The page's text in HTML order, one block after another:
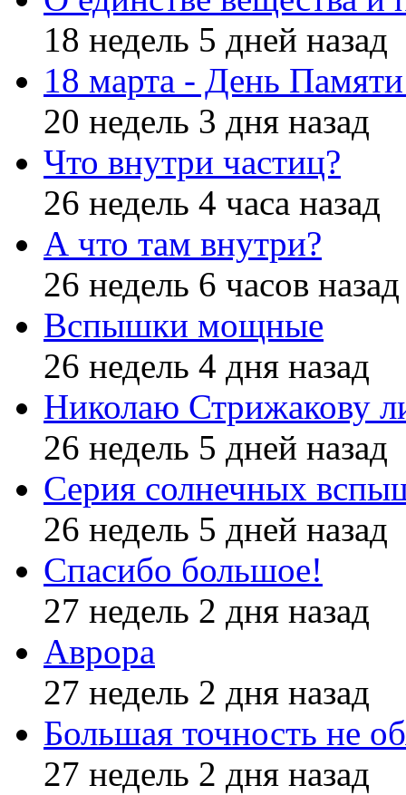
18 недель 5 дней назад
18 марта - День
20 недель 3 дня назад
Что внутри частиц?
26 недель 4 часа назад
А что там внутри?
26 недель 6 часов назад
Вспышки мощные
26 недель 4 дня назад
Николаю Стрижакову
26 недель 5 дней назад
Серия солнечных
26 недель 5 дней назад
Спасибо большое!
27 недель 2 дня назад
Аврора
27 недель 2 дня назад
Большая точность не
27 недель 2 дня назад